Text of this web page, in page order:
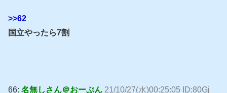
>>62
国立やったら7割
66: 名無しさん＠おーぷん 21/10/27(水)00:25:05 ID:80Gj